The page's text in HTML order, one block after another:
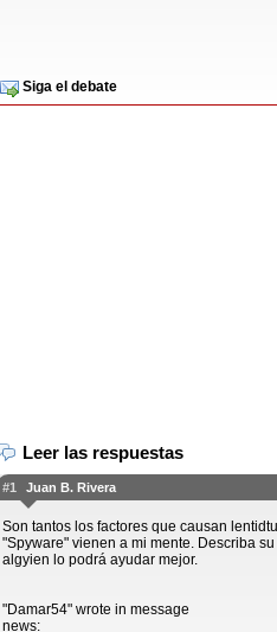
Siga el debate
Leer las respuestas
#1 Juan B. Rivera
Son tantos los factores que causan
"Spyware" vienen a mi mente. Describa
algyien lo podrá ayudar mejor.
"Damar54" wrote in message
news: